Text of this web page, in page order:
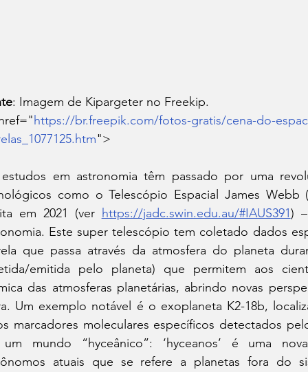
: Imagem de Kipargeter no Freekip.
https://br.freepik.com/fotos-gratis/cena-do-
">
em astronomia têm passado por uma
como o Telescópio Espacial James
em 2021 (ver https://jadc.swin.edu.au/#IAUS391)
Este super telescópio tem coletado dados
que passa através da atmosfera do planeta
emitida pelo planeta) que permitem aos
das atmosferas planetárias, abrindo novas
Um exemplo notável é o exoplaneta K2-18b,
marcadores moleculares específicos detectados
mundo “hyceânico”: ‘hyceanos’ é uma
atuais que se refere a planetas fora do